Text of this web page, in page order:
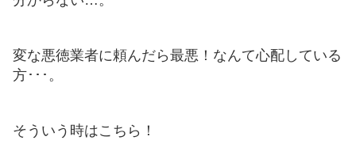
変な悪徳業者に頼んだら最悪！なんて心配している
方･･･。
そういう時はこちら！